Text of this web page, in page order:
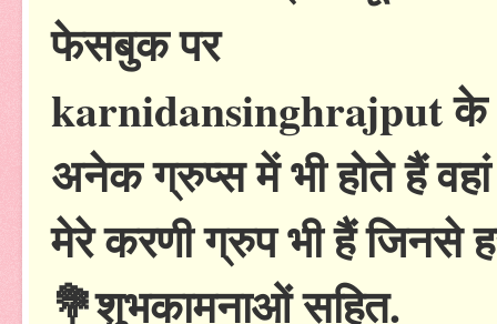
फेसबुक पर
karnidansinghrajput
अनेक ग्रुप्स में भी होते हैं
मेरे करणी ग्रुप भी हैं जिनसे
💐शुभकामनाओं सहित.